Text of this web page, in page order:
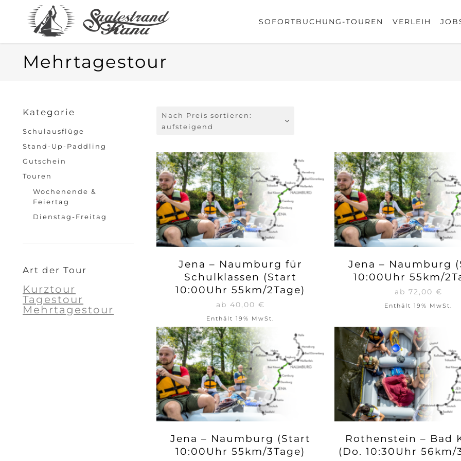
SOFORTBUCHUNG-TOUREN VERLEIH
Mehrtagestour
Nach Preis sortieren:
aufsteigend
Jena – Naumburg für
Schulklassen (Start
10:00Uhr 55km/2Tage)
ab 40,00 €
Enthält 19% MwSt.
Jena – Naumburg
10:00Uhr 55km/
ab 72,00 €
Enthält 19% MwSt.
Jena – Naumburg (Start
10:00Uhr 55km/3Tage)
Rothenstein – Bad
(Do. 10:30Uhr 56km/
Kategorie
Schulausflüge
Stand-Up-Paddling
Gutschein
Touren
Wochenende &
Feiertag
Dienstag-Freitag
Art der Tour
Kurztour
Mehrtagestour
Tagestour